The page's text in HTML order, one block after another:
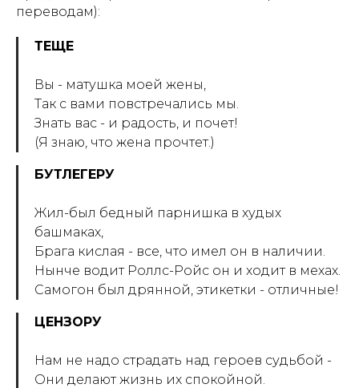
переводам):
ТЕЩЕ
Вы - матушка моей жены,
Так с вами повстречались мы.
Знать вас - и радость, и почет!
(Я знаю, что жена прочтет.)
БУТЛЕГЕРУ
Жил-был бедный парнишка в худых
башмаках,
Брага кислая - все, что имел он в наличии.
Нынче водит Роллс-Ройс он и ходит в мехах.
Самогон был дрянной, этикетки - отличные!
ЦЕНЗОРУ
Нам не надо страдать над героев судьбой -
Они делают жизнь их спокойной.